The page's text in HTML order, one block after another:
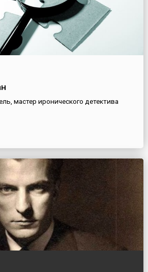
мастер иронического детектива